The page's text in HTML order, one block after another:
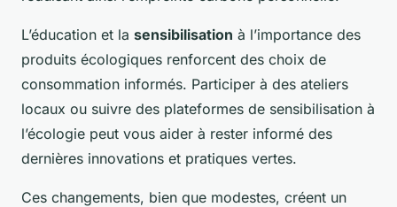
L’éducation et la sensibilisation à l’importance des
produits écologiques renforcent des choix de
consommation informés. Participer à des ateliers
locaux ou suivre des plateformes de sensibilisation à
l’écologie peut vous aider à rester informé des
dernières innovations et pratiques vertes.
Ces changements, bien que modestes, créent un